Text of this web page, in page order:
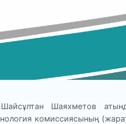
Шаяхметов
комиссиясының